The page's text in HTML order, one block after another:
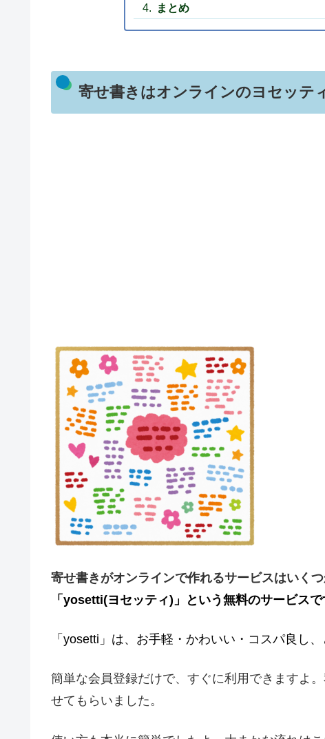
まとめ
寄せ書きはオンラインのヨセッテ
寄せ書きがオンラインで作れるサービスはいく
「yosetti(ヨセッティ)」という無料のサービスで
「yosetti」は、お手軽・かわいい・コスパ良し
簡単な会員登録だけで、すぐに利用できますよ
せてもらいました。